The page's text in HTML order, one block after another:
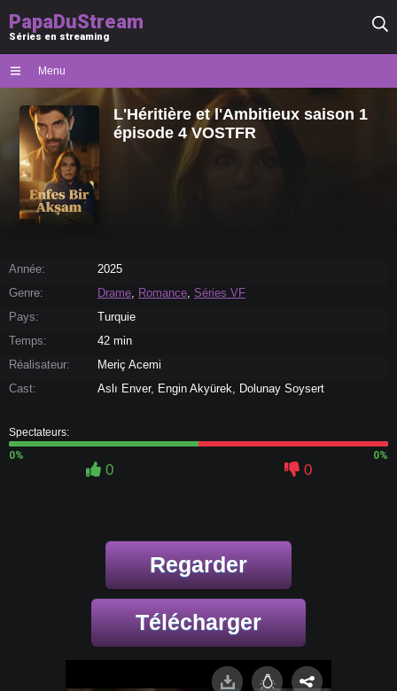
PapaDuStream
Séries en streaming
Menu
L'Héritière et l'Ambitieux saison 1
épisode 4 VOSTFR
Année:
2025
Genre:
Drame, Romance, Séries VF
Pays:
Turquie
Temps:
42 min
Réalisateur:
Meriç Acemi
Cast:
Aslı Enver, Engin Akyürek, Dolunay Soysert
Spectateurs:
0%
0%
0 0
Regarder
Télécharger